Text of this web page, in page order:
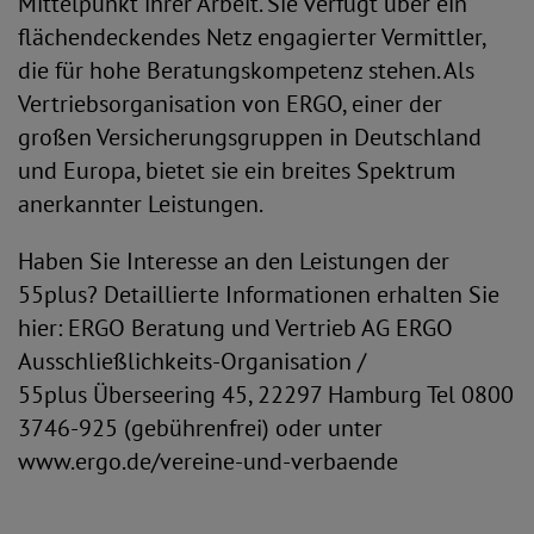
flächendeckendes Netz engagierter Vermittler,
die für hohe Beratungskompetenz stehen. Als
Vertriebsorganisation von ERGO, einer der
großen Versicherungsgruppen in Deutschland
und Europa, bietet sie ein breites Spektrum
anerkannter Leistungen.
Haben Sie Interesse an den Leistungen der
55plus? Detaillierte Informationen erhalten Sie
hier: ERGO Beratung und Vertrieb AG ERGO
Ausschließlichkeits-Organisation /
55plus Überseering 45, 22297 Hamburg Tel 0800
3746-925 (gebührenfrei) oder unter
www.ergo.de/vereine-und-verbaende